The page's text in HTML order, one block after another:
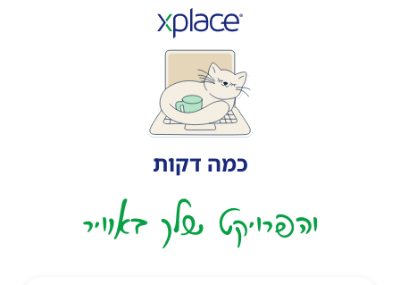
כמה דקות
והפרויקט שלך באוויר